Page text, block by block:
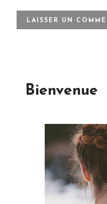
Bienvenue